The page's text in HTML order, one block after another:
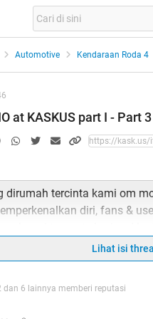
Automotive Kendaraan Roda 4
at KASKUS part I - Part 3
dirumah tercinta kami om
diri, fans &
BRIO di seluruh
bertukar informasi,
audio, engine, etc yg
Lihat isi
dan 6 lainnya memberi reputasi